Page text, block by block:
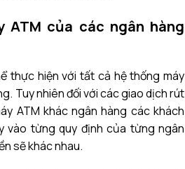
ATM của các ngân hàng
thực hiện với tất cả hệ thống máy
Tuy nhiên đối với các giao dịch rút
ATM khác ngân hàng các khách
vào từng quy định của từng ngân
sẽ khác nhau.